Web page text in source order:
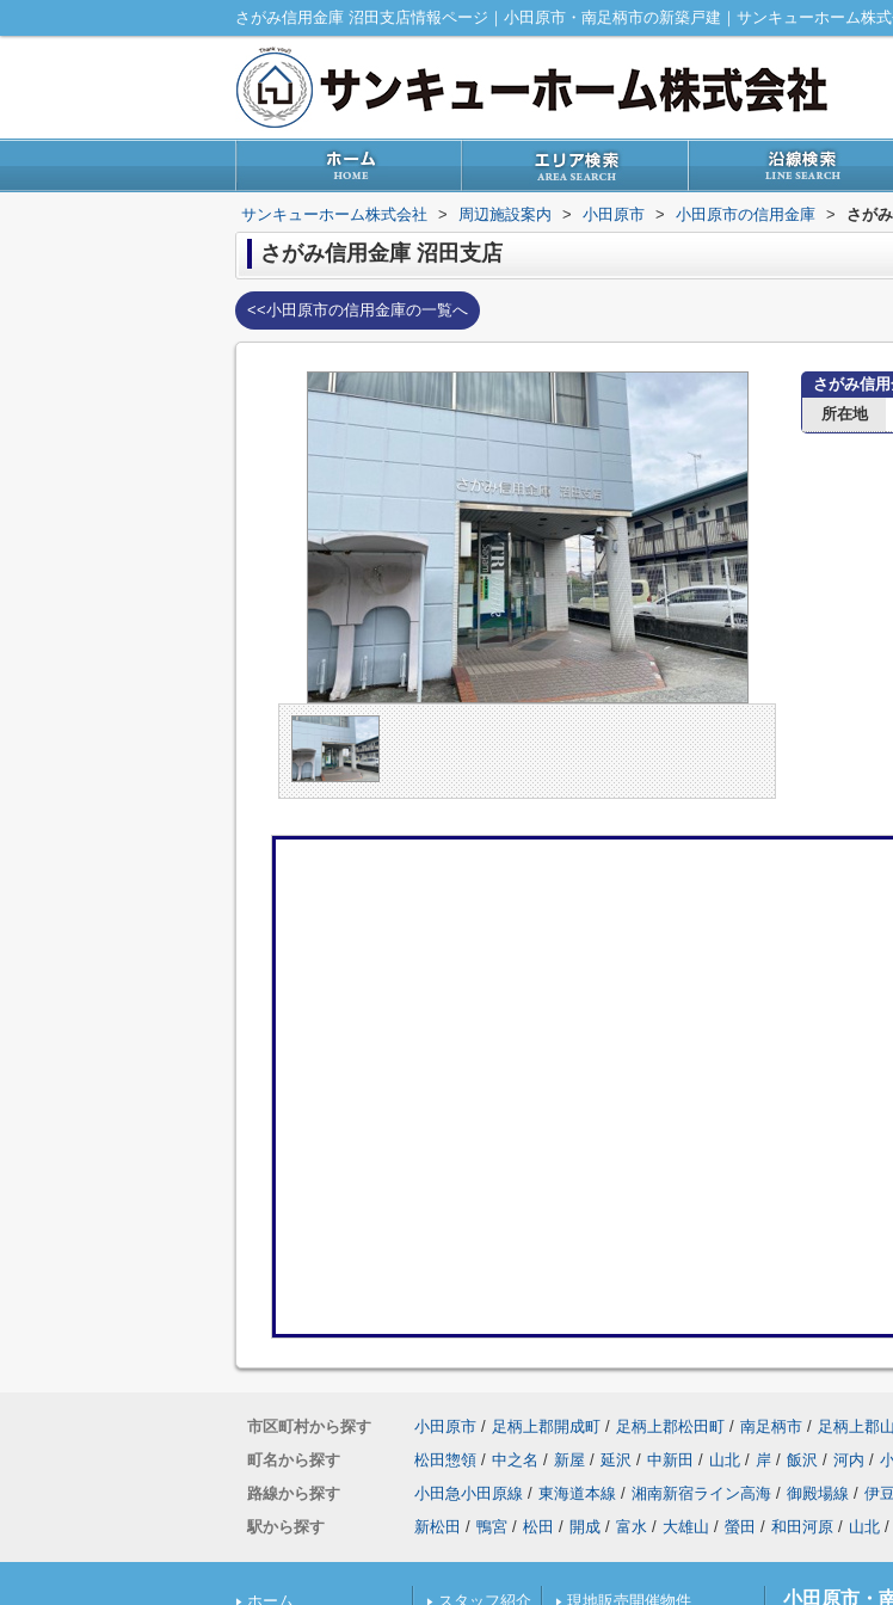
さがみ信用金庫 沼田支店情報ページ｜小田原市・南足柄市の新築戸建｜サンキューホーム株
サンキューホーム株式会社 > 周辺施設案内 > 小田原市 > 小田原市の信用金庫 > さが
さがみ信用金庫 沼田支店
<<小田原市の信用金庫の一覧へ
さがみ信
所在地
市区町村から探す 小田原市 / 足柄上郡開成町 / 足柄上郡松田町 / 南足柄市 / 足柄上郡
町名から探す
松田惣領 / 中之名 / 新屋 / 延沢 / 中新田 / 山北 / 岸 / 飯沢 / 河内 /
路線から探す
小田急小田原線 / 東海道本線 / 湘南新宿ライン高海 / 御殿場線 / 伊
駅から探す
新松田 / 鴨宮 / 松田 / 開成 / 富水 / 大雄山 / 螢田 / 和田河原 / 山北 /
ホーム スタッフ紹介 現地販売開催物件 小田原市・